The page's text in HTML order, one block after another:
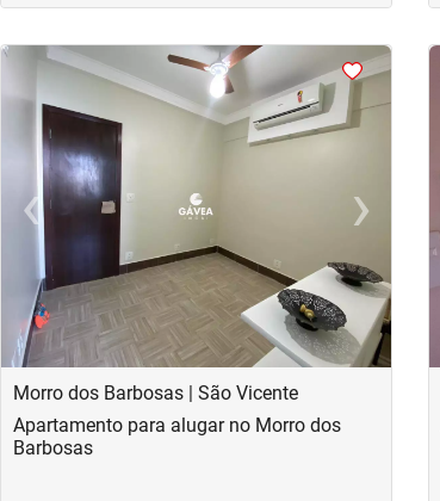
< <
‹Previous ›Next
Morro dos Barbosas | São Vicente
Apartamento para alugar no Morro dos
Barbosas
<